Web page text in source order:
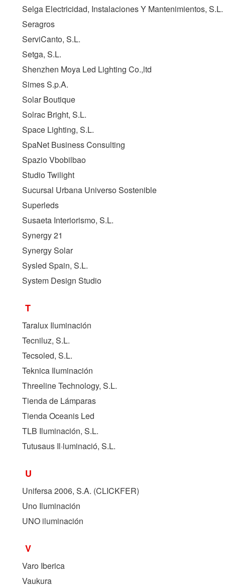
Selga Electricidad, Instalaciones Y Mantenimientos, S.L.
Seragros
ServiCanto, S.L.
Setga, S.L.
Shenzhen Moya Led Lighting Co.,ltd
Simes S.p.A.
Solar Boutique
Solrac Bright, S.L.
Space Lighting, S.L.
SpaNet Business Consulting
Spazio Vbobilbao
Studio Twilight
Sucursal Urbana Universo Sostenible
Superleds
Susaeta Interiorismo, S.L.
Synergy 21
Synergy Solar
Sysled Spain, S.L.
System Design Studio
T
Taralux Iluminación
Tecniluz, S.L.
Tecsoled, S.L.
Teknica Iluminación
Threeline Technology, S.L.
Tienda de Lámparas
Tienda Oceanis Led
TLB Iluminación, S.L.
Tutusaus Il·luminació, S.L.
U
Unifersa 2006, S.A. (CLICKFER)
Uno Iluminación
UNO iluminación
V
Varo Iberica
Vaukura